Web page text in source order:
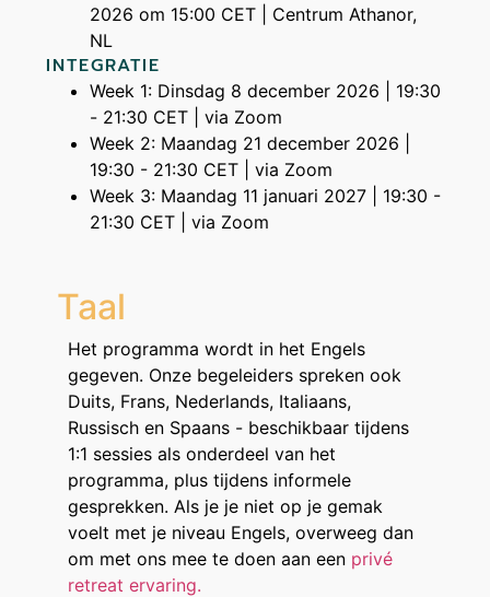
2026 om 15:00 CET | Centrum Athanor,
NL
INTEGRATIE
Week 1: Dinsdag 8 december 2026 | 19:30
- 21:30 CET | via Zoom
Week 2: Maandag 21 december 2026 |
19:30 - 21:30 CET | via Zoom
Week 3: Maandag 11 januari 2027 | 19:30 -
21:30 CET | via Zoom
Taal
Het programma wordt in het Engels
gegeven. Onze begeleiders spreken ook
Duits, Frans, Nederlands, Italiaans,
Russisch en Spaans - beschikbaar tijdens
1:1 sessies als onderdeel van het
programma, plus tijdens informele
gesprekken. Als je je niet op je gemak
voelt met je niveau Engels, overweeg dan
om met ons mee te doen aan een privé
retreat ervaring.